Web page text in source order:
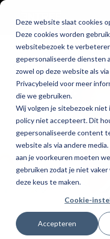
Deze website slaat cookies
Deze cookies worden
websitebezoek te
gepersonaliseerde diensten
zowel op deze website als
Privacybeleid voor meer
die we gebruiken.
Wij volgen je sitebezoek niet
policy niet accepteert. Dit
gepersonaliseerde content
website als via andere
aan je voorkeuren moeten
gebruiken zodat je niet
deze keus te maken.
Cookie-
Accepteren
Columns
Tags:personeel
Gepubliceerd op: 28 april